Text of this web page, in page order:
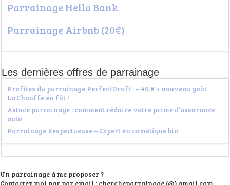
Parrainage Hello Bank
Parrainage Airbnb (20€)
Les dernières offres de parrainage
Profitez du parrainage PerfectDraft : – 40 € + nouveau goût
La Chouffe en fût !
Astuce parrainage : comment réduire votre prime d’assurance
auto
Parrainage Respectueuse – Expert en cométique bio
Un parrainage à me proposer ?